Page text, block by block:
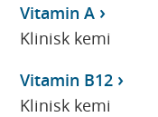
Vitamin A
Klinisk kemi
Vitamin B12
Klinisk kemi